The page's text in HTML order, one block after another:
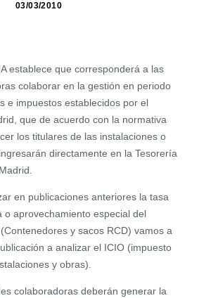
03/03/2010
establece que corresponderá a las
colaborar en la gestión en periodo
e impuestos establecidos por el
que de acuerdo con la normativa
los titulares de las instalaciones o
directamente en la Tesorería
en publicaciones anteriores la tasa
o aprovechamiento especial del
y sacos RCD) vamos a
a analizar el ICIO (impuesto
y obras).
colaboradoras deberán generar la